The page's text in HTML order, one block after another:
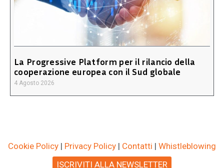
La Progressive Platform per il rilancio della
cooperazione europea con il Sud globale
4 Agosto 2026
Cookie Policy | Privacy Policy | Contatti | Whistleblowing
ISCRIVITI ALLA NEWSLETTER